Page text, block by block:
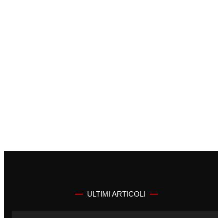
ULTIMI ARTICOLI